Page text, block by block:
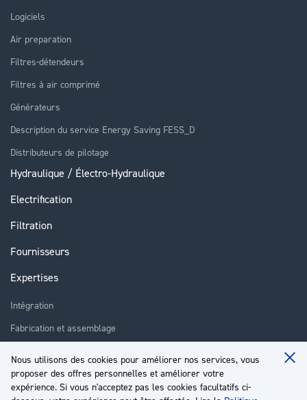
Nous utilisons des cookies pour améliorer nos services, vous
proposer des offres personnelles et améliorer votre
expérience. Si vous n'acceptez pas les cookies facultatifs ci-
Logiciels
Air preparation
Filtres-détendeurs
Filtres à air comprimé
Générateurs
Description du service Energy Saving FESS_D
Distributeurs de pilotage
Hydraulique / Électro-Hydraulique
Electrification
Filtration
Fournisseurs
Expertises
Intégration
Fabrication et assemblage
Réparation
Formation